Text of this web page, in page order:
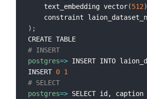
    text_embedding vector
(512)
constraint
) ;
# INSERT
postgres=> INSERT INTO
INSERT 0 1
# SELECT
postgres=> SELECT id, caption